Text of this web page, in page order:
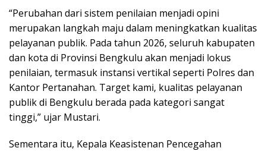
“Perubahan dari sistem penilaian menjadi opini
merupakan langkah maju dalam meningkatkan kualitas
pelayanan publik. Pada tahun 2026, seluruh kabupaten
dan kota di Provinsi Bengkulu akan menjadi lokus
penilaian, termasuk instansi vertikal seperti Polres dan
Kantor Pertanahan. Target kami, kualitas pelayanan
publik di Bengkulu berada pada kategori sangat
tinggi,” ujar Mustari.
Sementara itu, Kepala Keasistenan Pencegahan